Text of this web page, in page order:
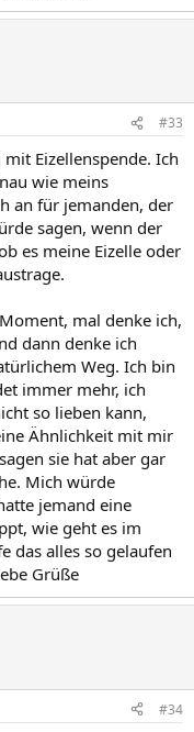
#33
Eizellenspende. Ich
wie meins
an für jemanden, der
sagen, wenn der
es meine Eizelle oder
mal denke ich,
dann denke ich
Weg. Ich bin
immer mehr, ich
so lieben kann,
Ähnlichkeit mit mir
sie hat aber gar
Mich würde
jemand eine
wie geht es im
das alles so gelaufen
Grüße
#34